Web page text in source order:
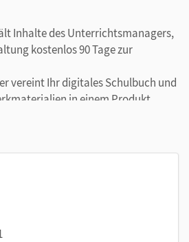
Inhalte des Unterrichtsmanagers,
kostenlos 90 Tage zur
vereint Ihr digitales Schulbuch und
in einem Produkt.
vereinfacht er Ihre